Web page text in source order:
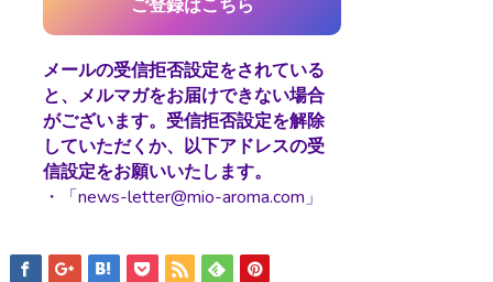
メールの受信拒否設定をされている
と、メルマガをお届けできない場合
がございます。受信拒否設定を解除
していただくか、以下アドレスの受
信設定をお願いいたします。
・「news-letter@mio-aroma.com」